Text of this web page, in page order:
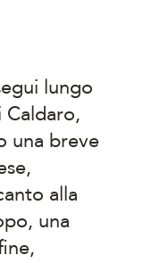
lungo
una breve
alla
una